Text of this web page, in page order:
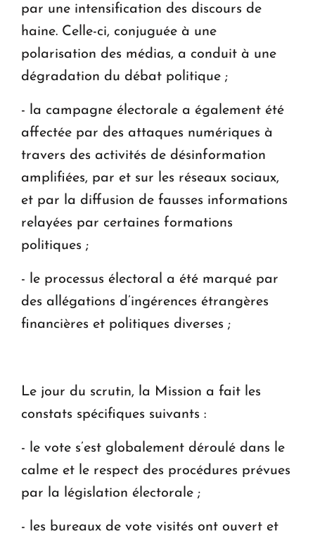
par une intensification des discours de
haine. Celle-ci, conjuguée à une
polarisation des médias, a conduit à une
dégradation du débat politique ;
- la campagne électorale a également été
affectée par des attaques numériques à
travers des activités de désinformation
amplifiées, par et sur les réseaux sociaux,
et par la diffusion de fausses informations
relayées par certaines formations
politiques ;
- le processus électoral a été marqué par
des allégations d’ingérences étrangères
financières et politiques diverses ;
Le jour du scrutin, la Mission a fait les
constats spécifiques suivants :
- le vote s’est globalement déroulé dans le
calme et le respect des procédures prévues
par la législation électorale ;
- les bureaux de vote visités ont ouvert et